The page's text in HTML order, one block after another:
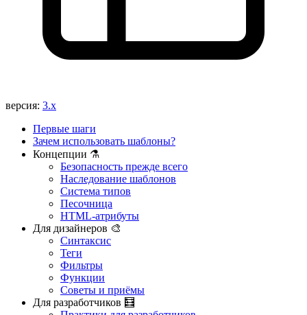
версия: 3.x
Первые шаги
Зачем использовать шаблоны?
Концепции ⚗️
Безопасность прежде всего
Наследование шаблонов
Система типов
Песочница
HTML-атрибуты
Для дизайнеров 🎨
Синтаксис
Теги
Фильтры
Функции
Советы и приёмы
Для разработчиков 🧮